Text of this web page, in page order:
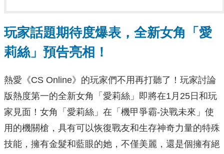
玩家話題期待度爆表，全新女角「愛
莉絲」預告亮相！
熱愛《CS Online》的玩家們不用再打聽了！玩家討論
版熱度第一的全新女角「愛莉絲」即將在1月25日和玩
家見面！女角「愛莉絲」在「機甲爭霸-決戰未來」使
用的機關槍，具有可以恢復戰友和生存神奇力量的特殊
技能，擁有金髮和藍眼的她，不僅美麗，還是個擁有絕